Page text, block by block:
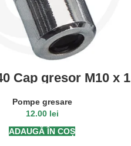
Cap gresor M10 x 1
Pompe gresare
12.00 lei
ADAUGĂ ÎN COȘ